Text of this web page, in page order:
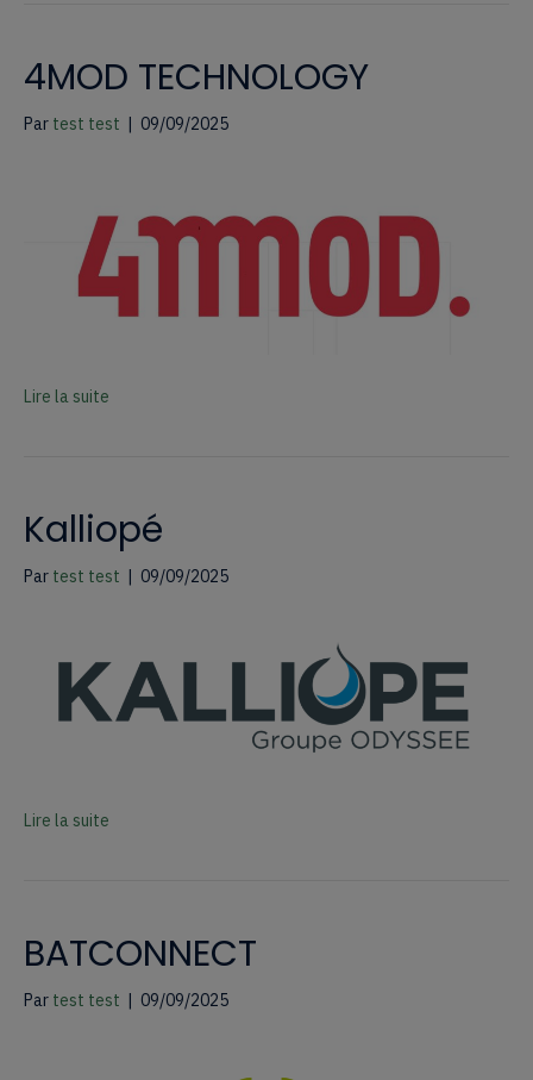
4MOD TECHNOLOGY
Par test test | 09/09/2025
Lire la suite
Kalliopé
Par test test | 09/09/2025
Lire la suite
BATCONNECT
Par test test 09/09/2025